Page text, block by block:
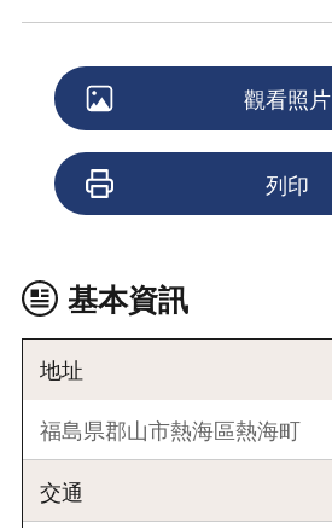
觀看照片
列印
基本資訊
地址
福島県郡山市熱海區熱海町
交通